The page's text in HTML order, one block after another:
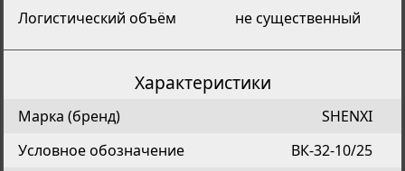
Логистический объём
не существенный
Характеристики
Марка (бренд)
SHENXI
Условное обозначение
ВК-32-10/25